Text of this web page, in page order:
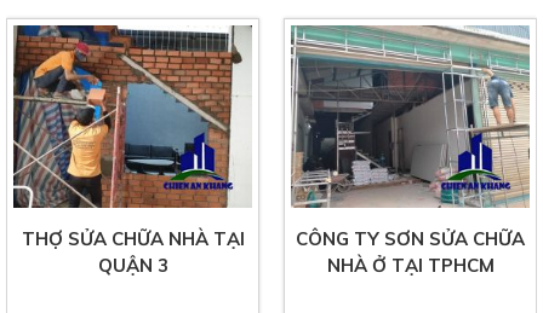
THỢ SỬA CHỮA NHÀ TẠI
QUẬN 3
CÔNG TY SƠN SỬA CHỮA
NHÀ Ở TẠI TPHCM